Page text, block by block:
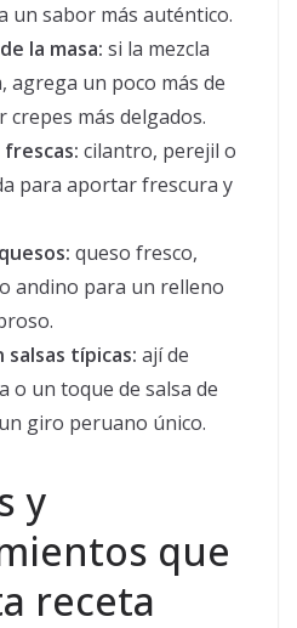
un sabor más auténtico.
la masa: si la mezcla
agrega un poco más de
más delgados.
cilantro, perejil o
para aportar frescura y
queso fresco,
andino para un relleno
salsas típicas: ají de
o un toque de salsa de
giro peruano único.
y
que
receta